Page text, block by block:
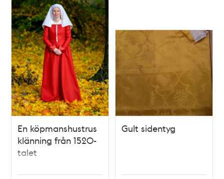
En köpmanshustrus
klänning från 1520-
talet
Gult sidentyg